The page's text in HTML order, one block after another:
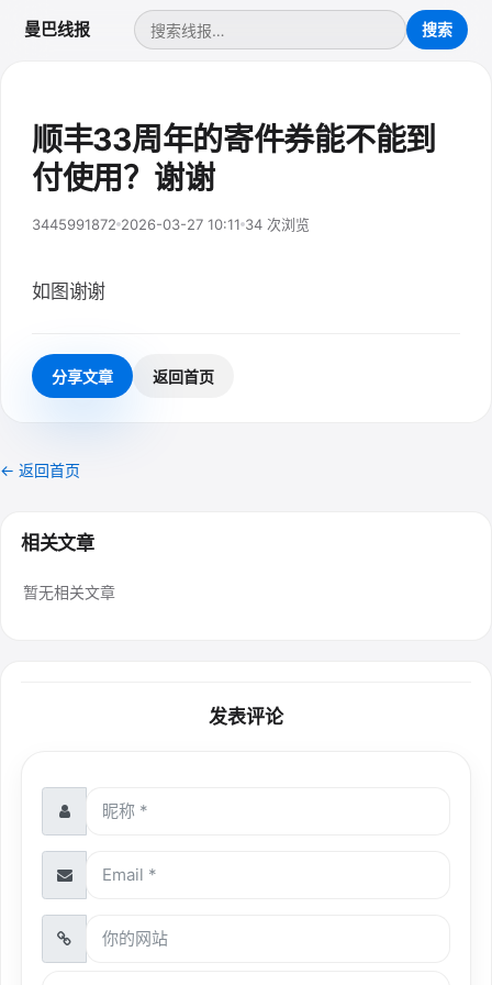
曼巴线报
顺丰33周年的寄件券能不能到
付使用？谢谢
3445991872 2026-03-27 10:11 34 次浏览
如图谢谢
分享文章 返回首页
← 返回首页
相关文章
暂无相关文章
发表评论